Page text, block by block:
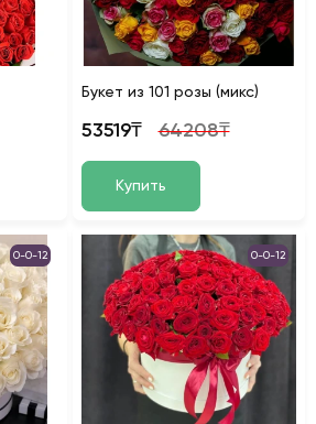
Букет из 101 розы (микс)
53519₸ 64208₸
Купить
0-0-12 0-0-12